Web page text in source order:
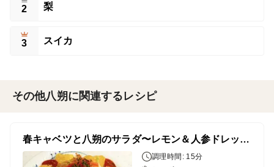
2 梨
3 スイカ
その他八朔に関連するレシピ
春キャベツと八朔のサラダ〜レモン＆人参ドレッシング〜
調理時間: 15分